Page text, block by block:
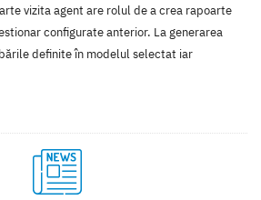
vizita agent are rolul de a crea rapoarte
configurate anterior. La generarea
definite în modelul selectat iar